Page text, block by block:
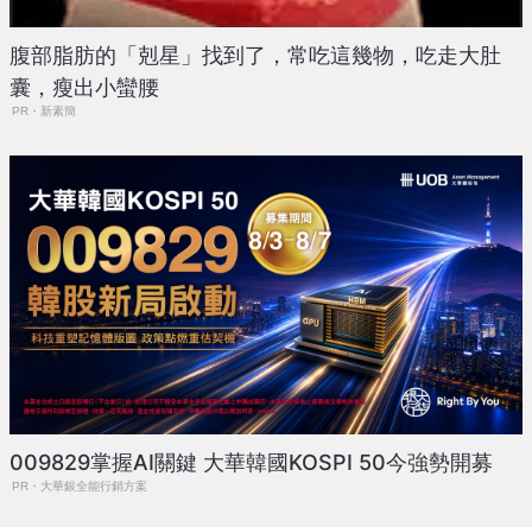
腹部脂肪的「剋星」找到了，常吃這幾物，吃走大肚
囊，瘦出小蠻腰
PR・新素簡
009829掌握AI關鍵 大華韓國KOSPI 50今強勢開募
PR・大華銀全能行銷方案